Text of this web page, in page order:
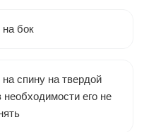
бок
спину на твердой
необходимости его не